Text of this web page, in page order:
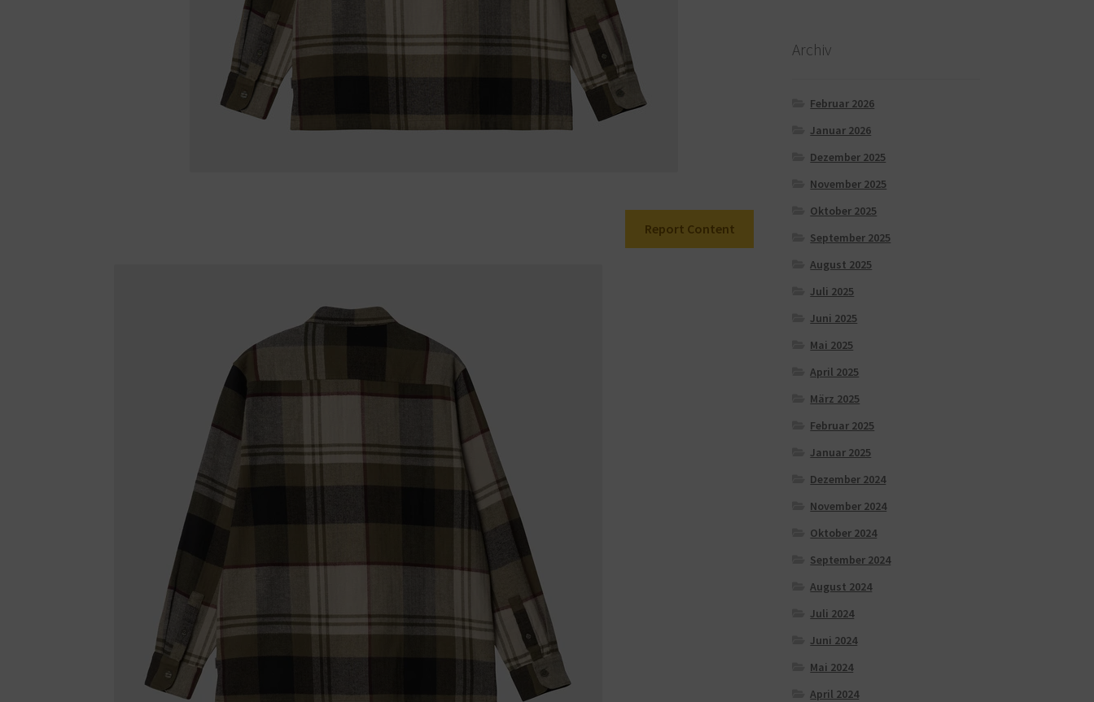
Report Content
Archiv
Februar 2026
Januar 2026
Dezember 2025
November 2025
Oktober 2025
September 2025
August 2025
Juli 2025
Juni 2025
Mai 2025
April 2025
März 2025
Februar 2025
Januar 2025
Dezember 2024
November 2024
Oktober 2024
September 2024
August 2024
Juli 2024
Juni 2024
Mai 2024
April 2024